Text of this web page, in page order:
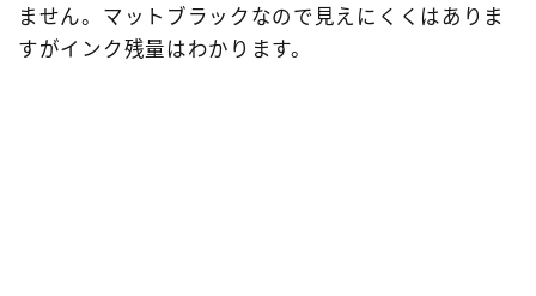
ません。マットブラックなので見えにくくはありま
すがインク残量はわかります。